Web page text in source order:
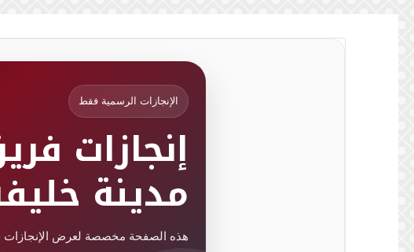
الإنجازات الرسمية فقط
إنجازات
مدينة
هذه الصفحة مخصصة لعرض